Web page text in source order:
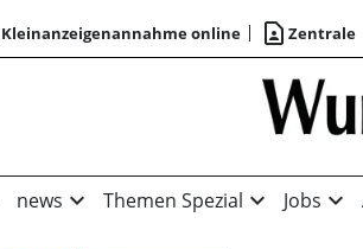
Kleinanzeigenannahme online contact_page Zentrale
news expand_more Themen Spezial expand_more Jobs expand_more